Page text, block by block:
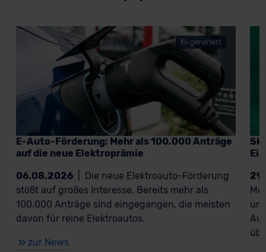
KI-generiert
E-Auto-Förderung: Mehr als 100.000 Anträge
auf die neue Elektroprämie
06.08.2026
Die neue Elektroauto-Förderung
stößt auf großes Interesse. Bereits mehr als
100.000 Anträge sind eingegangen, die meisten
davon für reine Elektroautos.
zur News